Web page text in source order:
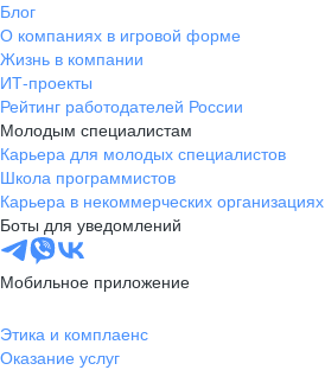
Блог
О компаниях в игровой форме
Жизнь в компании
ИТ-проекты
Рейтинг работодателей России
Молодым специалистам
Карьера для молодых специалистов
Школа программистов
Карьера в некоммерческих организациях
Боты для уведомлений
Мобильное приложение
Этика и комплаенс
Оказание услуг